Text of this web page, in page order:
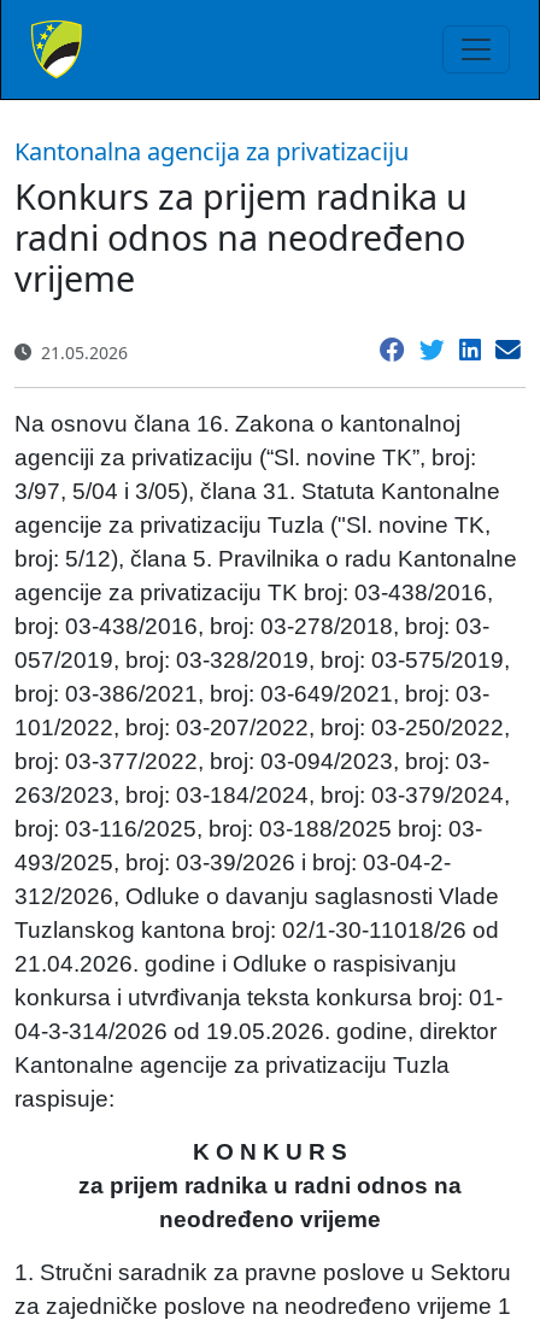
Kantonalna agencija za privatizaciju
Konkurs za prijem radnika u
radni odnos na neodređeno
vrijeme
21.05.2026
Na osnovu člana 16. Zakona o kantonalnoj
agenciji za privatizaciju (“Sl. novine TK”, broj:
3/97, 5/04 i 3/05), člana 31. Statuta Kantonalne
agencije za privatizaciju Tuzla ("Sl. novine TK,
broj: 5/12), člana 5. Pravilnika o radu Kantonalne
agencije za privatizaciju TK broj: 03-438/2016,
broj: 03-438/2016, broj: 03-278/2018, broj: 03-
057/2019, broj: 03-328/2019, broj: 03-575/2019,
broj: 03-386/2021, broj: 03-649/2021, broj: 03-
101/2022, broj: 03-207/2022, broj: 03-250/2022,
broj: 03-377/2022, broj: 03-094/2023, broj: 03-
263/2023, broj: 03-184/2024, broj: 03-379/2024,
broj: 03-116/2025, broj: 03-188/2025 broj: 03-
493/2025, broj: 03-39/2026 i broj: 03-04-2-
312/2026, Odluke o davanju saglasnosti Vlade
Tuzlanskog kantona broj: 02/1-30-11018/26 od
21.04.2026. godine i Odluke o raspisivanju
konkursa i utvrđivanja teksta konkursa broj: 01-
04-3-314/2026 od 19.05.2026. godine, direktor
Kantonalne agencije za privatizaciju Tuzla
raspisuje:
K O N K U R S
za prijem radnika u radni odnos na
neodređeno vrijeme
1. Stručni saradnik za pravne poslove u Sektoru
za zajedničke poslove na neodređeno vrijeme 1